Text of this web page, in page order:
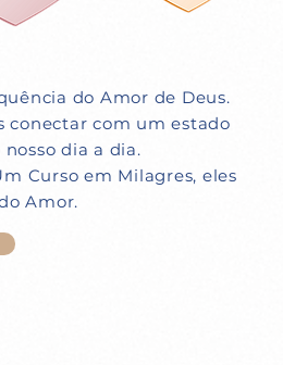
do Amor de Deus.
conectar com um estado
dia a dia.
Curso em Milagres, eles
Amor.